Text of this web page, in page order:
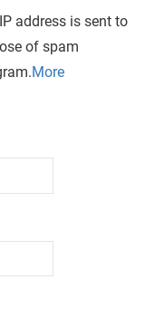
address is sent to
of spam
More